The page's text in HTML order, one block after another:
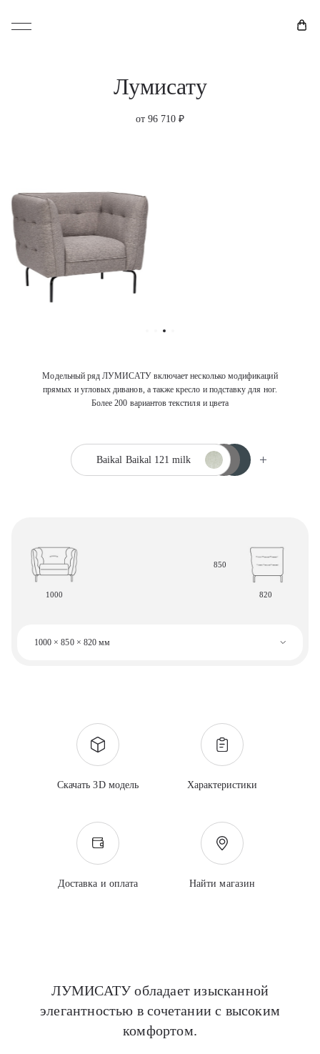
Лумисату
от 96 710 ₽
Модельный ряд ЛУМИСАТУ включает несколько модификаций
прямых и угловых диванов, а также кресло и подставку для ног.
Более 200 вариантов текстиля и цвета
Baikal Baikal 121 milk
1000 × 850 × 820 мм
1000
850
820
Скачать 3D модель Характеристики
Доставка и оплата Найти магазин
ЛУМИСАТУ обладает изысканной
элегантностью в сочетании с высоким
комфортом.